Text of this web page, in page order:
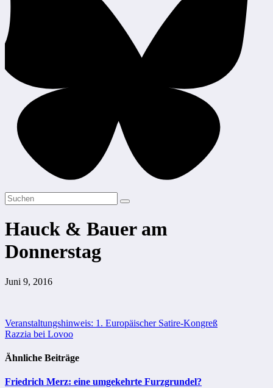
Hauck & Bauer am
Donnerstag
Juni 9, 2016
Beitragsnavigation
Veranstaltungshinweis: 1. Europäischer Satire-Kongreß
Razzia bei Lovoo
Ähnliche Beiträge
Friedrich Merz: eine umgekehrte Furzgrundel?